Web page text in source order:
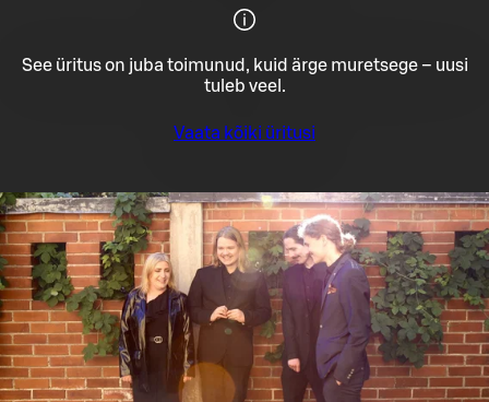
See üritus on juba toimunud, kuid ärge muretsege – uusi
tuleb veel.
Vaata kõiki üritusi